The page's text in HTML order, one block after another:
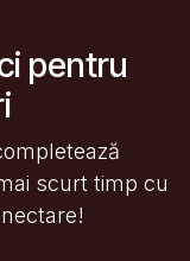
pentru
scurt timp cu